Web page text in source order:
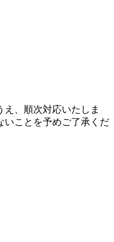
、順次対応いたしま
いことを予めご了承くだ